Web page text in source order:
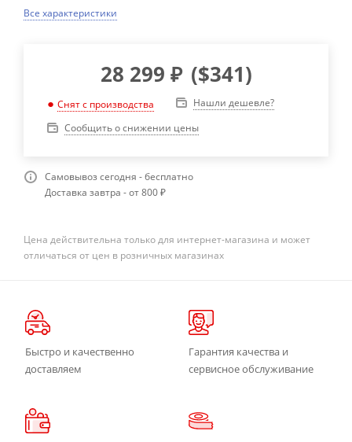
Все характеристики
28 299 ₽ ($341)
Снят с производства
Нашли дешевле?
Сообщить о снижении цены
Самовывоз сегодня - бесплатно
Доставка завтра - от 800 ₽
Цена действительна только для интернет-магазина и может
отличаться от цен в розничных магазинах
Быстро и качественно
доставляем
Гарантия качества и
сервисное обслуживание